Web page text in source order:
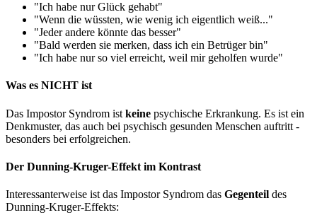
"Ich habe nur Glück gehabt"
"Wenn die wüssten, wie wenig ich eigentlich weiß..."
"Jeder andere könnte das besser"
"Bald werden sie merken, dass ich ein Betrüger bin"
"Ich habe nur so viel erreicht, weil mir geholfen wurde"
Was es NICHT ist
Das Impostor Syndrom ist keine psychische Erkrankung. Es ist ein
Denkmuster, das auch bei psychisch gesunden Menschen auftritt -
besonders bei erfolgreichen.
Der Dunning-Kruger-Effekt im Kontrast
Interessanterweise ist das Impostor Syndrom das Gegenteil des
Dunning-Kruger-Effekts: